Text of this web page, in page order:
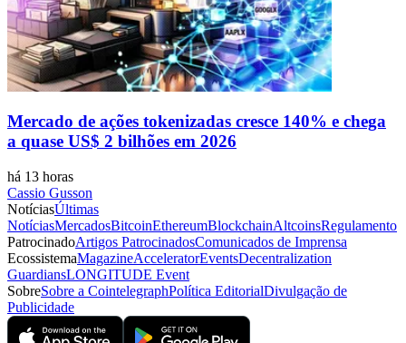
Mercado de ações tokenizadas cresce 140% e chega
a quase US$ 2 bilhões em 2026
há 13 horas
Cassio Gusson
NotíciasÚltimas
NotíciasMercadosBitcoinEthereumBlockchainAltcoinsRegulamento
PatrocinadoArtigos PatrocinadosComunicados de Imprensa
EcossistemaMagazineAcceleratorEventsDecentralization
GuardiansLONGITUDE Event
SobreSobre a CointelegraphPolítica EditorialDivulgação de
Publicidade